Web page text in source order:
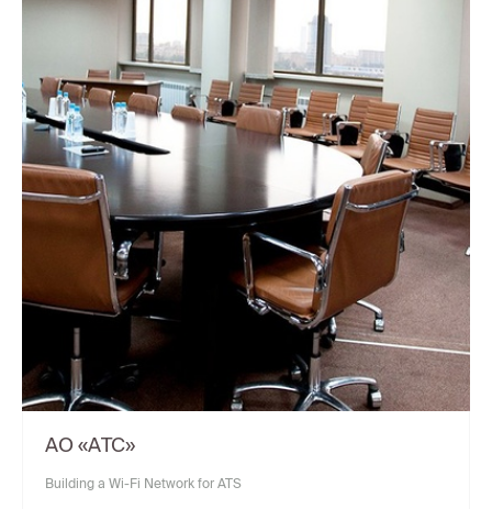
АО «АТС»
Building a Wi-Fi Network for ATS